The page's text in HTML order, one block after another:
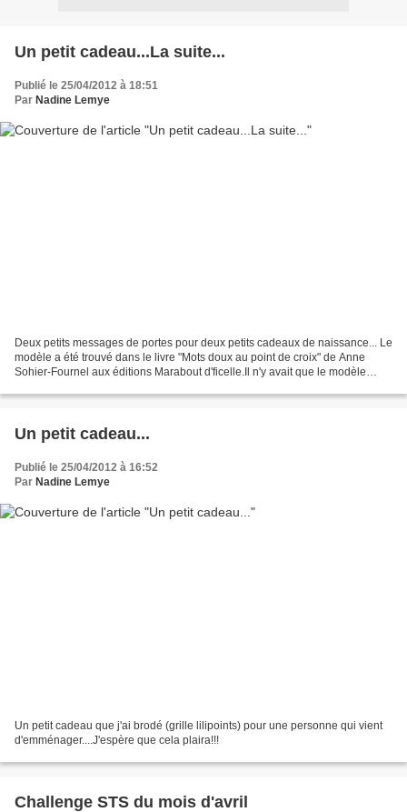
Un petit cadeau...La suite...
Publié le 25/04/2012 à 18:51
Par Nadine Lemye
Deux petits messages de portes pour deux petits cadeaux de naissance... Le
modèle a été trouvé dans le livre "Mots doux au point de croix" de Anne
Sohier-Fournel aux éditions Marabout d'ficelle.Il n'y avait que le modèle
Un petit cadeau...
Publié le 25/04/2012 à 16:52
Par Nadine Lemye
Un petit cadeau que j'ai brodé (grille lilipoints) pour une personne qui vient
d'emménager....J'espère que cela plaira!!!
Challenge STS du mois d'avril